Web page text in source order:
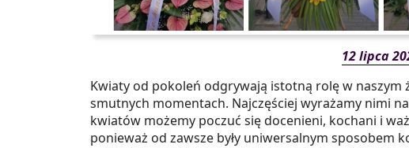
12 lipca
Kwiaty od pokoleń odgrywają istotną rolę w naszym
smutnych momentach. Najczęściej wyrażamy nimi
kwiatów możemy poczuć się docenieni, kochani i
ponieważ od zawsze były uniwersalnym sposobem